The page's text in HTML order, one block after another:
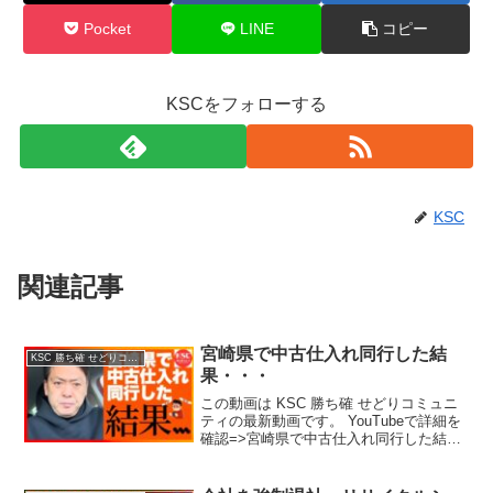
Pocket LINE コピー
KSCをフォローする
KSC
関連記事
KSC 勝ち確 せどりコミュニティ
宮崎県で中古仕入れ同行した結
果・・・
この動画は KSC 勝ち確 せどりコミュニ
ティの最新動画です。 YouTubeで詳細を
確認=>宮崎県で中古仕入れ同行した結